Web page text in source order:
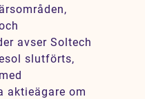
avser Soltech
slutförts,
aktieägare om